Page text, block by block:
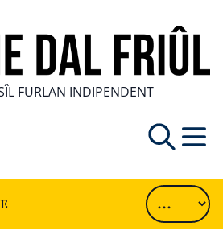
FURLAN INDIPENDENT